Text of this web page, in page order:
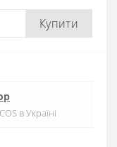
Купити
в Україні